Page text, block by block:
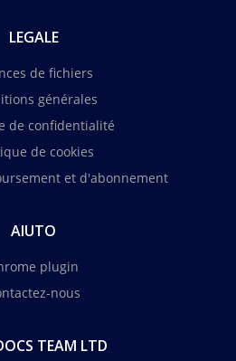
LEGALE
de fichiers
générales
de confidentialité
de cookies
et d'abonnement
AIUTO
plugin
nous
TEAM LTD